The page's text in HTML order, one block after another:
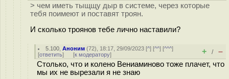
> чем иметь тыщщу дыр в системе, через которые
тебя поимеют и поставят троян.
И сколько троянов тебе лично наставили?
5.100 ,Аноним (72), 18:17, 29/09/2023 [^] [^^] [^^^]
[ответить] [к модератору] + / –
Столько, что и колено Вениаминово тоже плачет, что
мы их не вырезали я не знаю